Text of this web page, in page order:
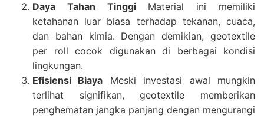
Daya Tahan TinggiMaterial ini memiliki
ketahanan luar biasa terhadap tekanan, cuaca,
dan bahan kimia. Dengan demikian, geotextile
per roll cocok digunakan di berbagai kondisi
lingkungan.
Efisiensi Biaya Meski investasi awal mungkin
terlihat signifikan, geotextile memberikan
penghematan jangka panjang dengan mengurangi